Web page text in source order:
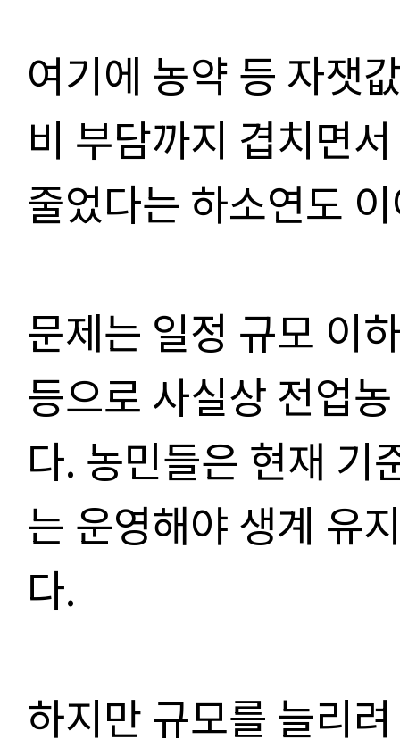
여기에 농약 등 자잿
비 부담까지 겹치면
줄었다는 하소연도
문제는 일정 규모 이
등으로 사실상 전업
다. 농민들은 현재
는 운영해야 생계 유
다.
하지만 규모를 늘리